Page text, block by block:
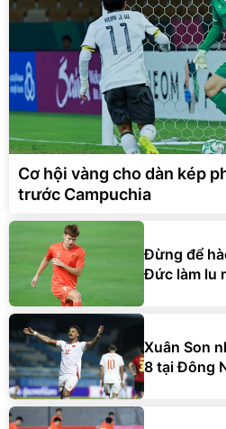
Cơ hội vàng cho dàn kép
trước Campuchia
Đừng để
Đức làm lu
Xuân Son
8 tại Đông